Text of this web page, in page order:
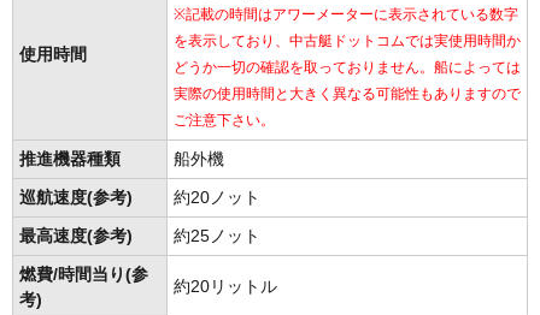
使用時間
※記載の時間はアワーメーターに表示されている数字
を表示しており、中古艇ドットコムでは実使用時間か
どうか一切の確認を取っておりません。船によっては
実際の使用時間と大きく異なる可能性もありますので
ご注意下さい。
推進機器種類 船外機
巡航速度(参考) 約20ノット
最高速度(参考) 約25ノット
燃費/時間当り(参
考)
約20リットル